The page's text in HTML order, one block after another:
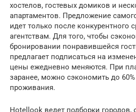
хостелов, гостевых домиков и
апартаментов. Предложение
идет только после конкурентного
агентствам. Для того, чтобы
бронировании понравившейся
предлагает подписаться на
цены ежедневно меняются. При
заранее, можно сэкономить до
проживания.
Hotellook ведет подборки городов,